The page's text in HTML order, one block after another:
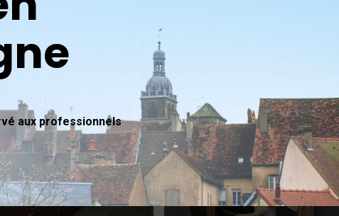
VENDU
aux professionnels